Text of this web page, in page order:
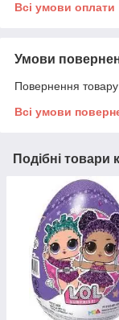
Всі умови оплати
Умови
Повернення
Всі умови
Подібні товари